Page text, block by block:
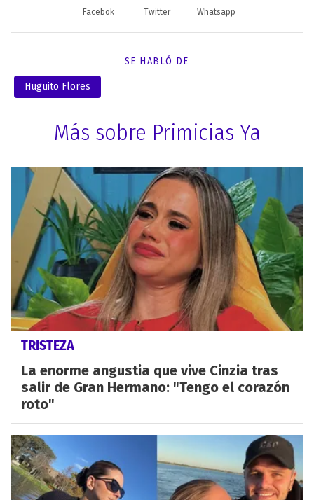
Facebok Twitter Whatsapp
SE HABLÓ DE
Huguito Flores
Más sobre Primicias Ya
TRISTEZA
La enorme angustia que vive Cinzia tras
salir de Gran Hermano: "Tengo el corazón
roto"